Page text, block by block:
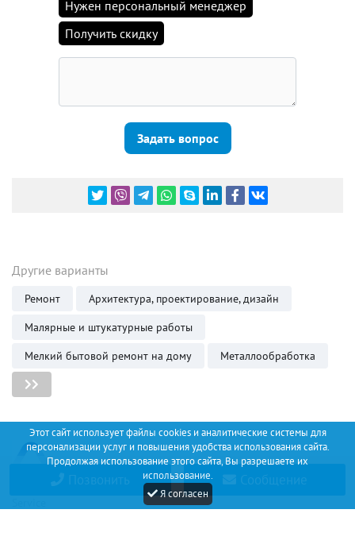
Этот сайт использует файлы cookies и аналитические системы для
персонализации услуг и повышения удобства использования сайта.
Продолжая использование этого сайта, Вы разрешаете их
использование.
Я согласен
Нужен персональный менеджер
Получить скидку
Задать вопрос
Другие варианты
Ремонт
Архитектура, проектирование, дизайн
Малярные и штукатурные работы
Мелкий бытовой ремонт на дому
Металлообработка
Позвонить Сообщение
Discount